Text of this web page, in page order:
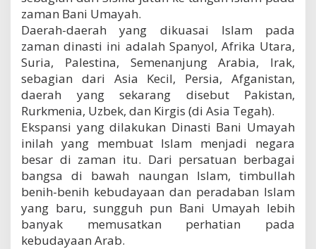
zaman Bani Umayah.
Daerah-daerah yang dikuasai Islam pada
zaman dinasti ini adalah Spanyol, Afrika Utara,
Suria, Palestina, Semenanjung Arabia, Irak,
sebagian dari Asia Kecil, Persia, Afganistan,
daerah yang sekarang disebut Pakistan,
Rurkmenia, Uzbek, dan Kirgis (di Asia Tegah).
Ekspansi yang dilakukan Dinasti Bani Umayah
inilah yang membuat Islam menjadi negara
besar di zaman itu. Dari persatuan berbagai
bangsa di bawah naungan Islam, timbullah
benih-benih kebudayaan dan peradaban Islam
yang baru, sungguh pun Bani Umayah lebih
banyak memusatkan perhatian pada
kebudayaan Arab.